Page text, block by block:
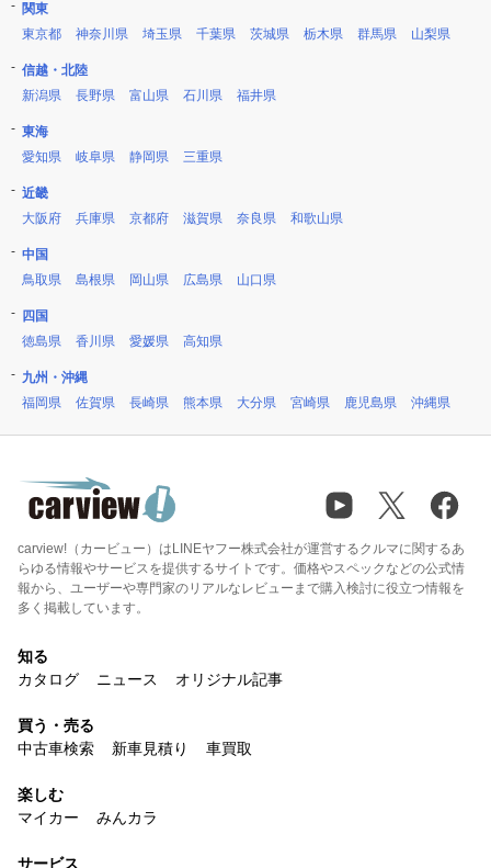
関東
東京都
神奈川県 埼玉県 千葉県 茨城県 栃木県 群馬県 山梨県
信越・北陸
新潟県
長野県 富山県 石川県 福井県
東海
愛知県
岐阜県 静岡県 三重県
近畿
大阪府
兵庫県 京都府 滋賀県 奈良県 和歌山県
中国
鳥取県
島根県 岡山県 広島県 山口県
四国
徳島県
香川県 愛媛県 高知県
九州・沖縄
福岡県
佐賀県 長崎県 熊本県 大分県 宮崎県 鹿児島県 沖縄県
carview!（カービュー）はLINEヤフー株式会社が運営するクルマに関するあ
らゆる情報やサービスを提供するサイトです。価格やスペックなどの公式情
報から、ユーザーや専門家のリアルなレビューまで購入検討に役立つ情報を
多く掲載しています。
知る
カタログ
ニュース オリジナル記事
買う・売る
中古車検索
新車見積り 車買取
楽しむ
マイカー
みんカラ
サービス